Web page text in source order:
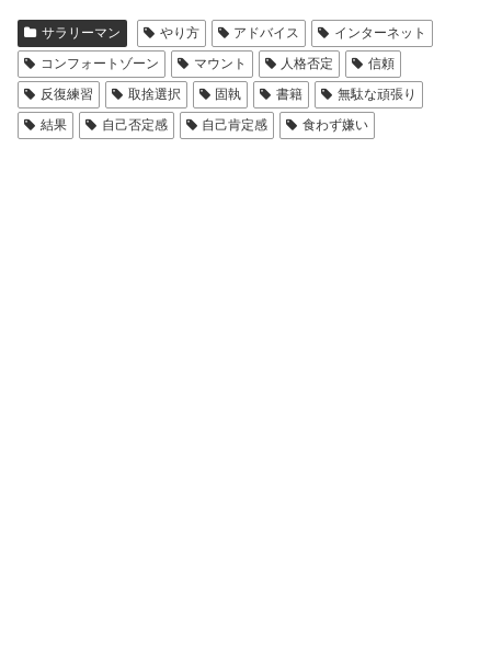
サラリーマン やり方 アドバイス
インターネット
コンフォートゾーン
マウント 人格否定
信頼
反復練習
取捨選択 固執 書籍
無駄な頑張り
結果
自己否定感 自己肯定感 食わず嫌い